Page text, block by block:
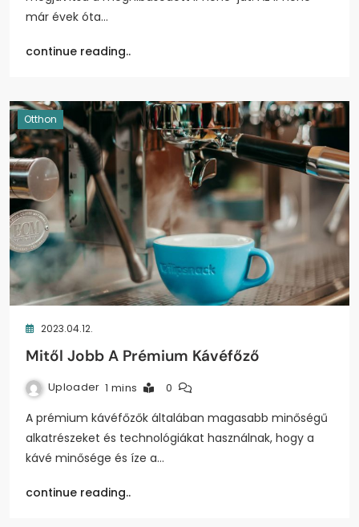
már évek óta…
continue reading..
Otthon
2023.04.12.
Mitől Jobb A Prémium Kávéfőző
Uploader 1 mins 0
A prémium kávéfőzők általában magasabb minőségű
alkatrészeket és technológiákat használnak, hogy a
kávé minősége és íze a…
continue reading..